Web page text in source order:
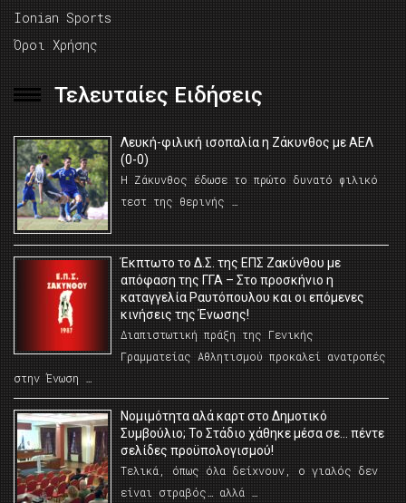
Ionian Sports
Όροι Χρήσης
Τελευταίες Ειδήσεις
Λευκή-φιλική ισοπαλία η Ζάκυνθος με ΑΕΛ
(0-0)
Η Ζάκυνθος έδωσε το πρώτο δυνατό φιλικό
τεστ της θερινής …
Έκπτωτο το Δ.Σ. της ΕΠΣ Ζακύνθου με
απόφαση της ΓΓΑ – Στο προσκήνιο η
καταγγελία Ραυτόπουλου και οι επόμενες
κινήσεις της Ένωσης!
Διαπιστωτική πράξη της Γενικής
Γραμματείας Αθλητισμού προκαλεί ανατροπές
στην Ένωση …
Νομιμότητα αλά καρτ στο Δημοτικό
Συμβούλιο; Το Στάδιο χάθηκε μέσα σε… πέντε
σελίδες προϋπολογισμού!
Τελικά, όπως όλα δείχνουν, ο γιαλός δεν
είναι στραβός… αλλά …